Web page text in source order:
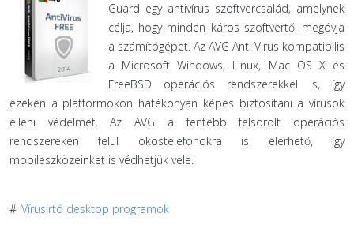
Guard egy antivírus szoftvercsalád, amelynek
célja, hogy minden káros szoftvertől megóvja
a számítógépet. Az AVG Anti Virus kompatibilis
a Microsoft Windows, Linux, Mac OS X és
FreeBSD operációs rendszerekkel is, így
ezeken a platformokon hatékonyan képes biztosítani a vírusok
elleni védelmet. Az AVG a fentebb felsorolt operációs
rendszereken felül okostelefonokra is elérhető, így
mobileszközeinket is védhetjük vele.
# Vírusirtó desktop programok